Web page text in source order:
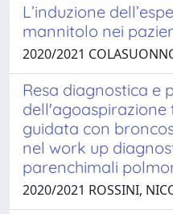
L’induzione
mannitolo nei
2020/2021
Resa diagnostica e
guidata con
nel work up
parenchimali
2020/2021 ROSSINI,